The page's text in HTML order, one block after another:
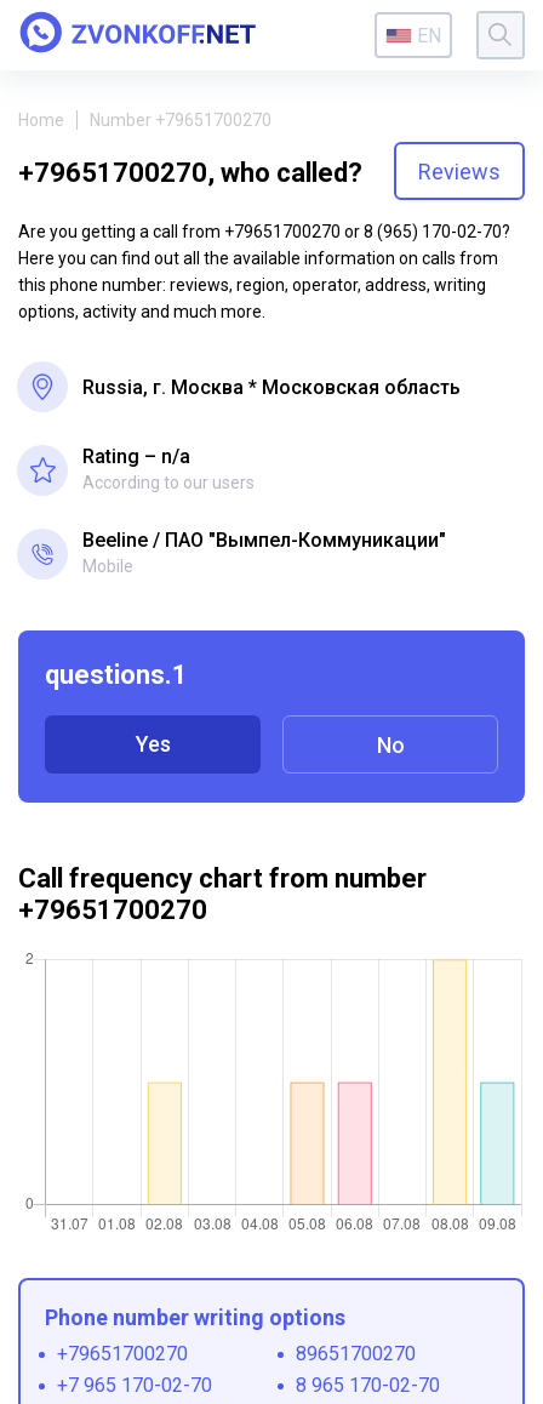
EN
Home Number +79651700270
+79651700270, who called? Reviews
Are you getting a call from +79651700270 or 8 (965) 170-02-70?
Here you can find out all the available information on calls from
this phone number: reviews, region, operator, address, writing
options, activity and much more.
Russia, г. Москва * Московская область
Rating – n/a
According to our users
Beeline ПАО "Вымпел-Коммуникации"
Mobile
questions.1
Yes No
Call frequency chart from number
+79651700270
Phone number writing options
+79651700270
89651700270
+7 965 170-02-70
8 965 170-02-70